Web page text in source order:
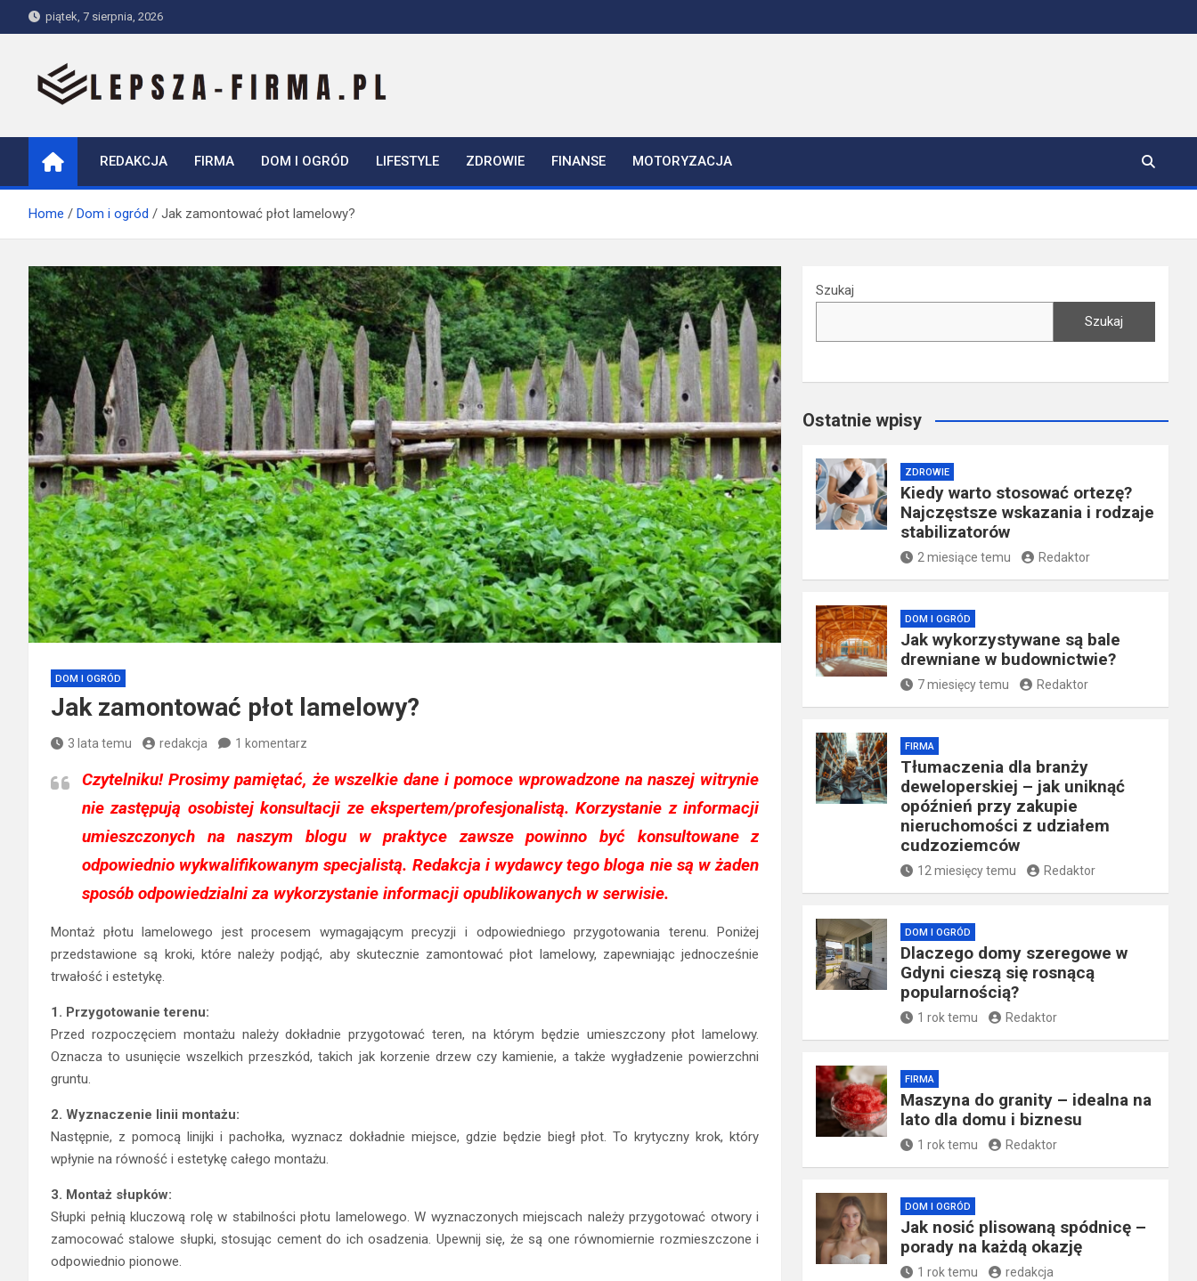
to
piątek, 7 sierpnia, 2026
Lepsza-firma.pl
REDAKCJA FIRMA DOM I OGRÓD LIFESTYLE ZDROWIE FINANSE MOTORYZACJA
Home Dom i ogród Jak zamontować płot lamelowy?
DOM I OGRÓD
Jak zamontować płot lamelowy?
3 lata temu redakcja 1 komentarz
Czytelniku!Prosimy pamiętać, że wszelkie dane i pomoce wprowadzone na naszej witrynie
nie zastępują osobistej konsultacji ze ekspertem/profesjonalistą. Korzystanie z informacji
umieszczonych na naszym blogu w praktyce zawsze powinno być konsultowane z
odpowiednio wykwalifikowanym specjalistą. Redakcja i wydawcy tego bloga nie są w żaden
sposób odpowiedzialni za wykorzystanie informacji opublikowanych w serwisie.
Montaż płotu lamelowego jest procesem wymagającym precyzji i odpowiedniego przygotowania terenu. Poniżej
przedstawione są kroki, które należy podjąć, aby skutecznie zamontować płot lamelowy, zapewniając jednocześnie
trwałość i estetykę.
1. Przygotowanie terenu:
Przed rozpoczęciem montażu należy dokładnie przygotować teren, na którym będzie umieszczony płot lamelowy.
Oznacza to usunięcie wszelkich przeszkód, takich jak korzenie drzew czy kamienie, a także wygładzenie powierzchni
gruntu.
2. Wyznaczenie linii montażu:
Następnie, z pomocą linijki i pachołka, wyznacz dokładnie miejsce, gdzie będzie biegł płot. To krytyczny krok, który
wpłynie na równość i estetykę całego montażu.
3. Montaż słupków:
Słupki pełnią kluczową rolę w stabilności płotu lamelowego. W wyznaczonych miejscach należy przygotować otwory i
zamocować stalowe słupki, stosując cement do ich osadzenia. Upewnij się, że są one równomiernie rozmieszczone i
odpowiednio pionowe.
Szukaj
Szukaj
Ostatnie wpisy
ZDROWIE
Kiedy warto stosować ortezę?
Najczęstsze wskazania i rodzaje
stabilizatorów
2 miesiące temu Redaktor
DOM I OGRÓD
Jak wykorzystywane są bale
drewniane w budownictwie?
7 miesięcy temu Redaktor
FIRMA
Tłumaczenia dla branży
deweloperskiej – jak uniknąć
opóźnień przy zakupie
nieruchomości z udziałem
cudzoziemców
12 miesięcy temu Redaktor
DOM I OGRÓD
Dlaczego domy szeregowe w
Gdyni cieszą się rosnącą
popularnością?
1 rok temu Redaktor
FIRMA
​Maszyna do granity – idealna na
lato dla domu i biznesu
1 rok temu Redaktor
DOM I OGRÓD
Jak nosić plisowaną spódnicę –
porady na każdą okazję
1 rok temu redakcja